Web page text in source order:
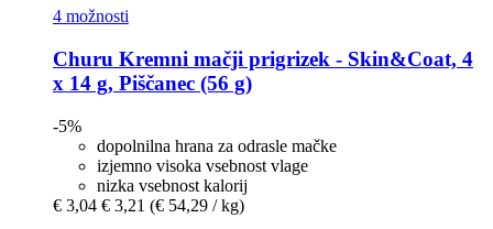
4 možnosti
Churu Kremni mačji prigrizek -​ Skin&Coat, 4
x 14 g, Piščanec (56 g)
-5%
dopolnilna hrana za odrasle mačke
izjemno visoka vsebnost vlage
nizka vsebnost kalorij
€ 3,04 € 3,21 (€ 54,29 / kg)